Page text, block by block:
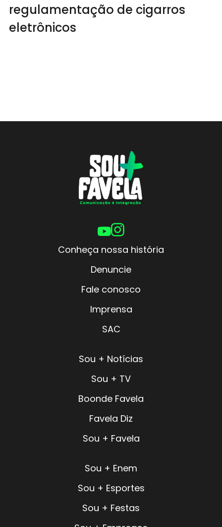
regulamentação de cigarros
eletrônicos
Conheça nossa história
Denuncie
Fale conosco
Imprensa
SAC
Sou + Notícias
Sou + TV
Boonde Favela
Favela Diz
Sou + Favela
Sou + Enem
Sou + Esportes
Sou + Festas